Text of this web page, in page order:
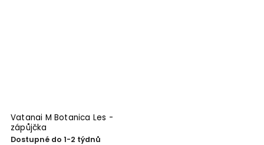
Vatanai M Botanica Les -
zápůjčka
Dostupné do 1-2 týdnů